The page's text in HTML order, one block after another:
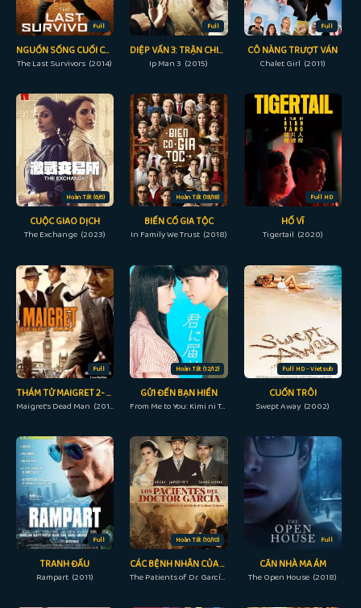
Full
NGUỒN SỐNG CUỐI CÙNG
The Last Survivors (2014)
Full
DIỆP VẤN 3: TRẬN CHIẾN CUỐI CÙNG
Ip Man 3 (2015)
Full
CÔ NÀNG TRƯỢT VÁN
Chalet Girl (2011)
Hoàn Tất (6/6)
CUỘC GIAO DỊCH
The Exchange (2023)
Hoàn Tất (18/18)
BIẾN CỐ GIA TỘC
In Family We Trust (2018)
Full HD
HỔ VĨ
Tigertail (2020)
Full
THÁM TỬ MAIGRET 2- NGƯỜI ĐÃ KHUẤT
Maigret's Dead Man (2016)
Hoàn Tất (12/12)
GỬI ĐẾN BẠN HIỀN
From Me to You: Kimi ni Todoke (2023)
Full HD - Vietsub
CUỐN TRÔI
Swept Away (2002)
Full
TRANH ĐẤU
Rampart (2011)
Hoàn Tất (10/10)
CÁC BỆNH NHÂN CỦA BÁC SĨ GARCÍA
The Patients of Dr. García (2023)
Full
CĂN NHÀ MA ÁM
The Open House (2018)